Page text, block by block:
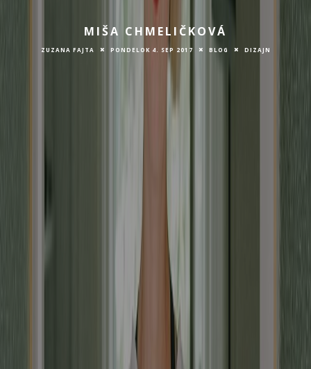
MIŠA CHMELIČKOVÁ
ZUZANA FAJTA PONDELOK 4. SEP 2017 BLOG DIZAJN